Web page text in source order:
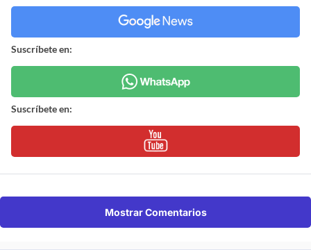
Suscríbete en:
Suscríbete en:
Mostrar Comentarios